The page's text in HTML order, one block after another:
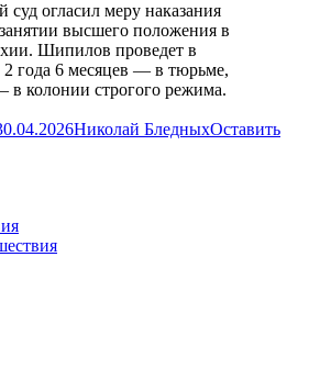
суд огласил меру наказания
высшего положения в
Шипилов проведет в
2 года 6 месяцев — в тюрьме,
в колонии строгого режима.
Николай БледныхОставить